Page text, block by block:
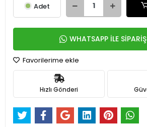
Adet
WHATSAPP İLE
Favorilerime ekle
Hızlı Gönderi